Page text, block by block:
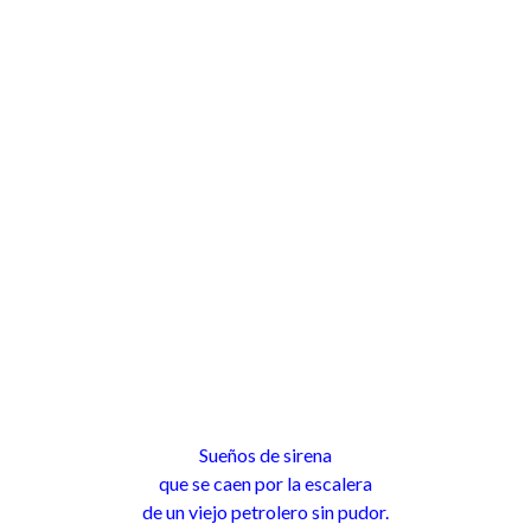
Sueños de sirena
que se caen por la escalera
de un viejo petrolero sin pudor.